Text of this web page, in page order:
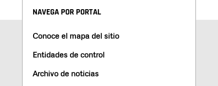
NAVEGA POR PORTAL
Conoce el mapa del sitio
Entidades de control
Archivo de noticias